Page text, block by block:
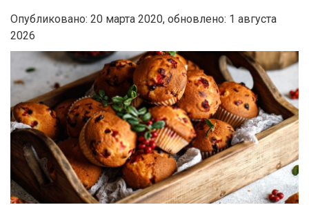
Опубликовано: 20 марта 2020, обновлено: 1 августа
2026